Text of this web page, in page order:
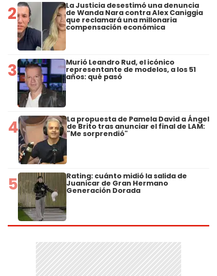
2 La Justicia desestimó una denuncia
de Wanda Nara contra Alex Caniggia
que reclamará una millonaria
compensación económica
3 Murió Leandro Rud, el icónico
representante de modelos, a los 51
años: qué pasó
4 La propuesta de Pamela David a Ángel
de Brito tras anunciar el final de LAM:
"Me sorprendió"
5 Rating: cuánto midió la salida de
Juanicar de Gran Hermano
Generación Dorada